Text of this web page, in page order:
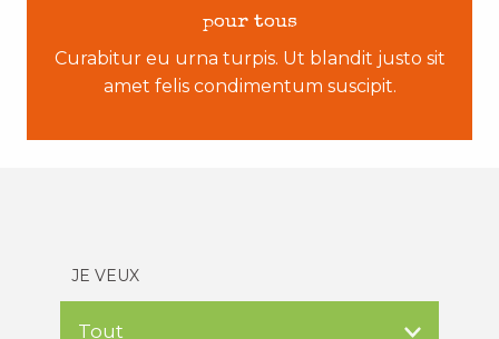
pour tous
Curabitur eu urna turpis. Ut blandit justo sit
amet felis condimentum suscipit.
JE VEUX